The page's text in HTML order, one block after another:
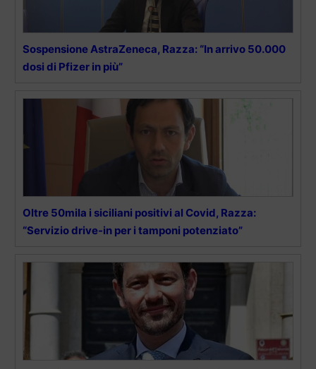
Sospensione AstraZeneca, Razza: “In arrivo 50.000
dosi di Pfizer in più”
Oltre 50mila i siciliani positivi al Covid, Razza:
“Servizio drive-in per i tamponi potenziato”